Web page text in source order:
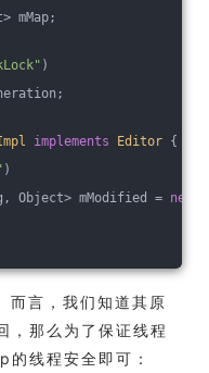
mMap;
)
implements Editor {
)
Object> mModified = new
而言，我们知道其原
，那么为了保证线程
线程安全即可：